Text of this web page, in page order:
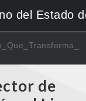
del Estado
de